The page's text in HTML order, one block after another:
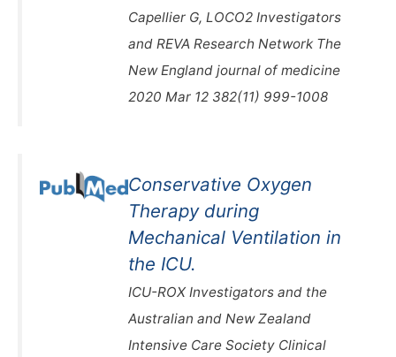
Capellier G, LOCO2 Investigators
and REVA Research Network The
New England journal of medicine
2020 Mar 12 382(11) 999-1008
Conservative Oxygen
Therapy during
Mechanical Ventilation in
the ICU.
ICU-ROX Investigators and the
Australian and New Zealand
Intensive Care Society Clinical